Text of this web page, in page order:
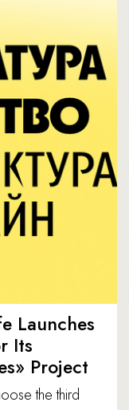
Launches
Its
Project
the third